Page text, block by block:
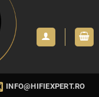
INFO@HIFIEXPERT.RO